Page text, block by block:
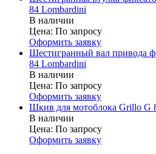
84 Lombardini
В наличии
Цена: По запросу
Оформить заявку
Шестигранный вал привода
84 Lombardini
В наличии
Цена: По запросу
Оформить заявку
Шкив для мотоблока Grillo G
В наличии
Цена: По запросу
Оформить заявку